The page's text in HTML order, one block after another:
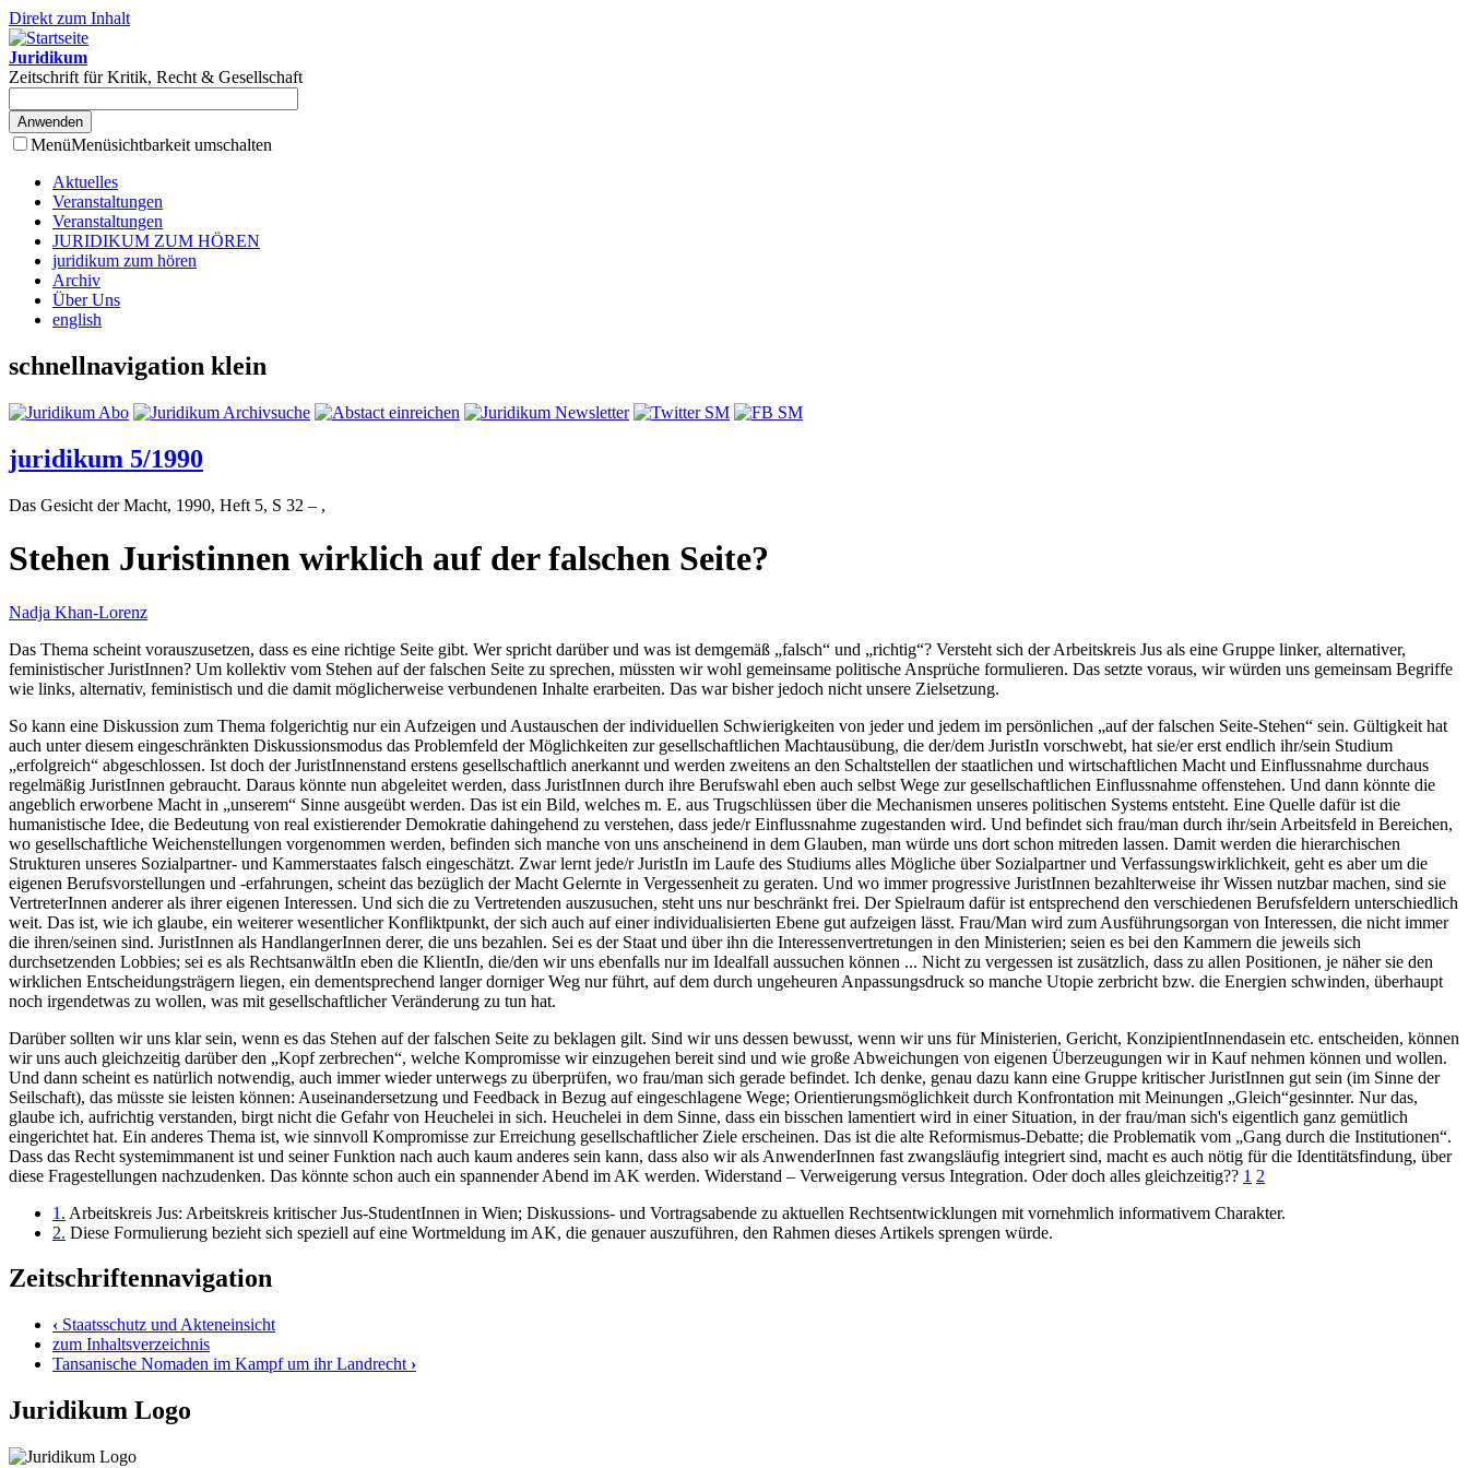
Direkt zum Inhalt
Juridikum
Zeitschrift für Kritik, Recht & Gesellschaft
MenüMenüsichtbarkeit umschalten
Aktuelles
Veranstaltungen
Veranstaltungen
JURIDIKUM ZUM HÖREN
juridikum zum hören
Archiv
Über Uns
english
schnellnavigation klein
juridikum 5/1990
Das Gesicht der Macht, 1990, Heft 5, S 32 – ,
Stehen Juristinnen wirklich auf der falschen Seite?
Nadja Khan-Lorenz
Das Thema scheint vorauszusetzen, dass es eine richtige Seite gibt. Wer spricht darüber und was ist demgemäß „falsch“ und „richtig“? Versteht sich der Arbeitskreis Jus als eine Gruppe linker, alternativer,
feministischer JuristInnen? Um kollektiv vom Stehen auf der falschen Seite zu sprechen, müssten wir wohl gemeinsame politische Ansprüche formulieren. Das setzte voraus, wir würden uns gemeinsam Begriffe
wie links, alternativ, feministisch und die damit möglicherweise verbundenen Inhalte erarbeiten. Das war bisher jedoch nicht unsere Zielsetzung.
So kann eine Diskussion zum Thema folgerichtig nur ein Aufzeigen und Austauschen der individuellen Schwierigkeiten von jeder und jedem im persönlichen „auf der falschen Seite-Stehen“ sein. Gültigkeit hat
auch unter diesem eingeschränkten Diskussionsmodus das Problemfeld der Möglichkeiten zur gesellschaftlichen Machtausübung, die der/dem JuristIn vorschwebt, hat sie/er erst endlich ihr/sein Studium
„erfolgreich“ abgeschlossen. Ist doch der JuristInnenstand erstens gesellschaftlich anerkannt und werden zweitens an den Schaltstellen der staatlichen und wirtschaftlichen Macht und Einflussnahme durchaus
regelmäßig JuristInnen gebraucht. Daraus könnte nun abgeleitet werden, dass JuristInnen durch ihre Berufswahl eben auch selbst Wege zur gesellschaftlichen Einflussnahme offenstehen. Und dann könnte die
angeblich erworbene Macht in „unserem“ Sinne ausgeübt werden. Das ist ein Bild, welches m. E. aus Trugschlüssen über die Mechanismen unseres politischen Systems entsteht. Eine Quelle dafür ist die
humanistische Idee, die Bedeutung von real existierender Demokratie dahingehend zu verstehen, dass jede/r Einflussnahme zugestanden wird. Und befindet sich frau/man durch ihr/sein Arbeitsfeld in Bereichen,
wo gesellschaftliche Weichenstellungen vorgenommen werden, befinden sich manche von uns anscheinend in dem Glauben, man würde uns dort schon mitreden lassen. Damit werden die hierarchischen
Strukturen unseres Sozialpartner- und Kammerstaates falsch eingeschätzt. Zwar lernt jede/r JuristIn im Laufe des Studiums alles Mögliche über Sozialpartner und Verfassungswirklichkeit, geht es aber um die
eigenen Berufsvorstellungen und -erfahrungen, scheint das bezüglich der Macht Gelernte in Vergessenheit zu geraten. Und wo immer progressive JuristInnen bezahlterweise ihr Wissen nutzbar machen, sind sie
VertreterInnen anderer als ihrer eigenen Interessen. Und sich die zu Vertretenden auszusuchen, steht uns nur beschränkt frei. Der Spielraum dafür ist entsprechend den verschiedenen Berufsfeldern unterschiedlich
weit. Das ist, wie ich glaube, ein weiterer wesentlicher Konfliktpunkt, der sich auch auf einer individualisierten Ebene gut aufzeigen lässt. Frau/Man wird zum Ausführungsorgan von Interessen, die nicht immer
die ihren/seinen sind. JuristInnen als HandlangerInnen derer, die uns bezahlen. Sei es der Staat und über ihn die Interessenvertretungen in den Ministerien; seien es bei den Kammern die jeweils sich
durchsetzenden Lobbies; sei es als RechtsanwältIn eben die KlientIn, die/den wir uns ebenfalls nur im Idealfall aussuchen können ... Nicht zu vergessen ist zusätzlich, dass zu allen Positionen, je näher sie den
wirklichen Entscheidungsträgern liegen, ein dementsprechend langer dorniger Weg nur führt, auf dem durch ungeheuren Anpassungsdruck so manche Utopie zerbricht bzw. die Energien schwinden, überhaupt
noch irgendetwas zu wollen, was mit gesellschaftlicher Veränderung zu tun hat.
Darüber sollten wir uns klar sein, wenn es das Stehen auf der falschen Seite zu beklagen gilt. Sind wir uns dessen bewusst, wenn wir uns für Ministerien, Gericht, KonzipientInnendasein etc. entscheiden, können
wir uns auch gleichzeitig darüber den „Kopf zerbrechen“, welche Kompromisse wir einzugehen bereit sind und wie große Abweichungen von eigenen Überzeugungen wir in Kauf nehmen können und wollen.
Und dann scheint es natürlich notwendig, auch immer wieder unterwegs zu überprüfen, wo frau/man sich gerade befindet. Ich denke, genau dazu kann eine Gruppe kritischer JuristInnen gut sein (im Sinne der
Seilschaft), das müsste sie leisten können: Auseinandersetzung und Feedback in Bezug auf eingeschlagene Wege; Orientierungsmöglichkeit durch Konfrontation mit Meinungen „Gleich“gesinnter. Nur das,
glaube ich, aufrichtig verstanden, birgt nicht die Gefahr von Heuchelei in sich. Heuchelei in dem Sinne, dass ein bisschen lamentiert wird in einer Situation, in der frau/man sich's eigentlich ganz gemütlich
eingerichtet hat. Ein anderes Thema ist, wie sinnvoll Kompromisse zur Erreichung gesellschaftlicher Ziele erscheinen. Das ist die alte Reformismus-Debatte; die Problematik vom „Gang durch die Institutionen“.
Dass das Recht systemimmanent ist und seiner Funktion nach auch kaum anderes sein kann, dass also wir als AnwenderInnen fast zwangsläufig integriert sind, macht es auch nötig für die Identitätsfindung, über
diese Fragestellungen nachzudenken. Das könnte schon auch ein spannender Abend im AK werden. Widerstand – Verweigerung versus Integration. Oder doch alles gleichzeitig?? 1 2
1. Arbeitskreis Jus: Arbeitskreis kritischer Jus-StudentInnen in Wien; Diskussions- und Vortragsabende zu aktuellen Rechtsentwicklungen mit vornehmlich informativem Charakter.
2. Diese Formulierung bezieht sich speziell auf eine Wortmeldung im AK, die genauer auszuführen, den Rahmen dieses Artikels sprengen würde.
Zeitschriftennavigation
‹ Staatsschutz und Akteneinsicht
zum Inhaltsverzeichnis
Tansanische Nomaden im Kampf um ihr Landrecht ›
Juridikum Logo